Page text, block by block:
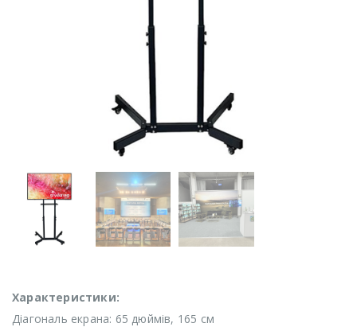
Характеристики:
Діагональ екрана: 65 дюймів, 165 см